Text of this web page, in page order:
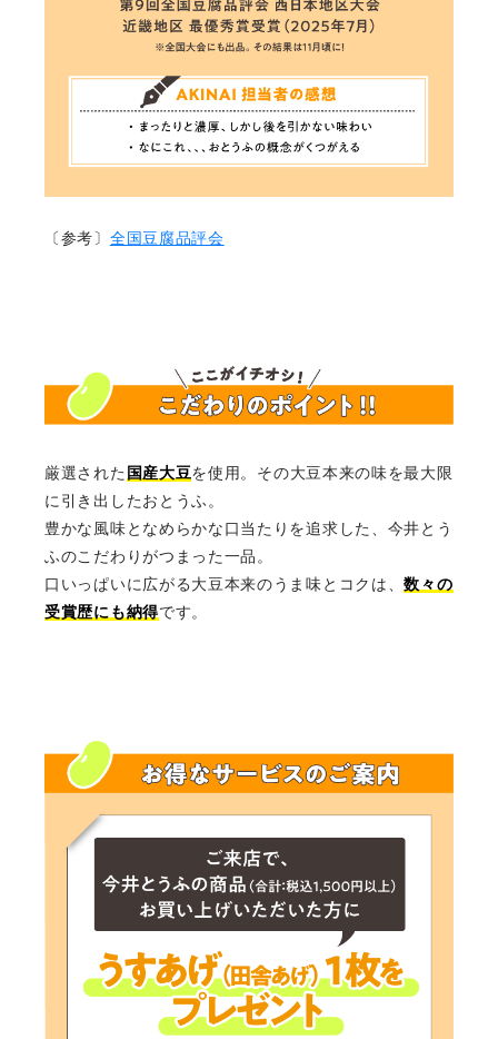
〔参考〕 全国豆腐品評会
厳選された 国産大豆を使用。その大豆本来の味を最大限
に引き出したおとうふ。
豊かな風味となめらかな口当たりを追求した、今井とう
ふのこだわりがつまった一品。
口いっぱいに広がる大豆本来のうま味とコクは、数々の
受賞歴にも納得です。